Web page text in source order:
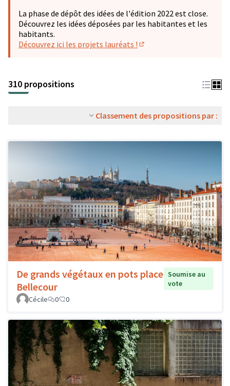
La phase de dépôt des idées de l'édition 2022 est close.
Découvrez les idées déposées par les habitantes et les
habitants.
Découvrez ici les projets lauréats !
310 propositions
Classement des propositions par :
De grands végétaux en pots place
Bellecour
Soumise au
vote
Cécile
0 0